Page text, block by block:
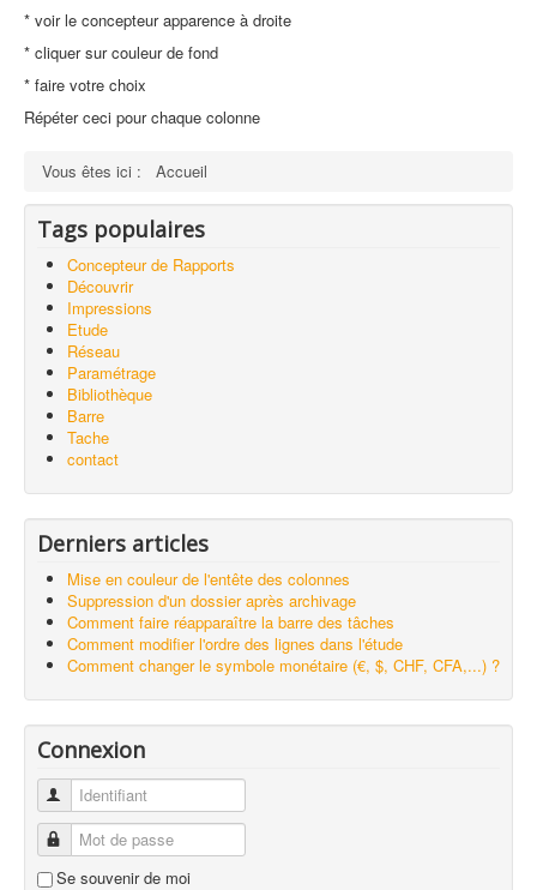
* voir le concepteur apparence à droite
* cliquer sur couleur de fond
* faire votre choix
Répéter ceci pour chaque colonne
Vous êtes ici : Accueil
Tags populaires
Concepteur de Rapports
Découvrir
Impressions
Etude
Réseau
Paramétrage
Bibliothèque
Barre
Tache
contact
Derniers articles
Mise en couleur de l'entête des colonnes
Suppression d'un dossier après archivage
Comment faire réapparaître la barre des tâches
Comment modifier l'ordre des lignes dans l'étude
Comment changer le symbole monétaire (€, $, CHF, CFA,...) ?
Connexion
Identifiant
Mot de passe
Se souvenir de moi